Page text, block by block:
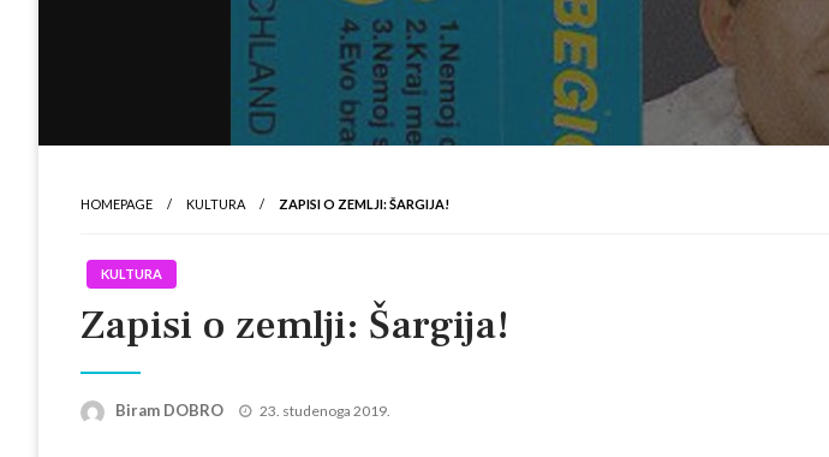
HOMEPAGE KULTURA ZAPISI O ZEMLJI: ŠARGIJA!
KULTURA
Zapisi o zemlji: Šargija!
Biram DOBRO
Posted
23. studenoga 2019.